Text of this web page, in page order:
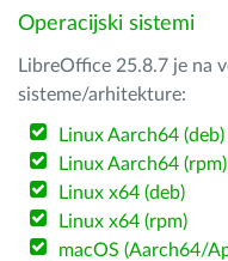
Operacijski sistemi
LibreOffice 25.8.7 je na
sisteme/arhitekture:
Linux Aarch64 (deb)
Linux Aarch64 (rpm)
Linux x64 (deb)
Linux x64 (rpm)
macOS (Aarch64/